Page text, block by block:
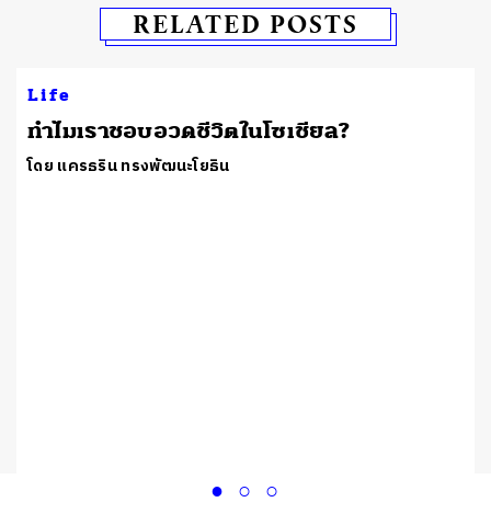
RELATED POSTS
Life
ทำไมเราชอบอวดชีวิตในโซเชียล?
โดย แครธริน ทรงพัฒนะโยธิน